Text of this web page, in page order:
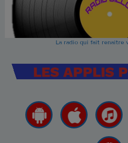
La radio qui fait renaitre
LES APPLIS